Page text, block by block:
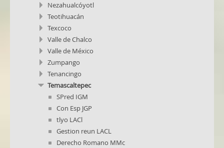
Nezahualcóyotl
Teotihuacán
Texcoco
Valle de Chalco
Valle de México
Zumpango
Tenancingo
Temascaltepec
SPred IGM
Con Esp JGP
tlyo LACl
Gestion reun LACL
Derecho Romano MMc